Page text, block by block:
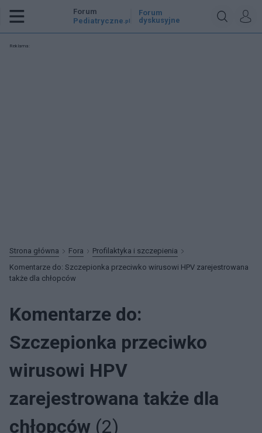
Forum
Pediatryczne .pl
Forum
dyskusyjne
Reklama:
Strona główna Fora
Profilaktyka i szczepienia
Komentarze do: Szczepionka przeciwko wirusowi HPV zarejestrowana
także dla chłopców
Komentarze do:
Szczepionka przeciwko
wirusowi HPV
zarejestrowana także dla
chłopców (2)